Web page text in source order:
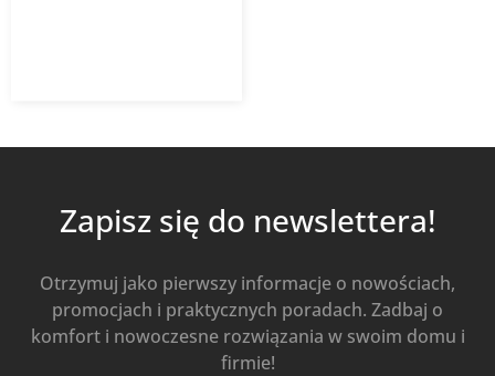
Zapisz się do newslettera!
Otrzymuj jako pierwszy informacje o nowościach,
promocjach i praktycznych poradach. Zadbaj o
komfort i nowoczesne rozwiązania w swoim domu i
firmie!